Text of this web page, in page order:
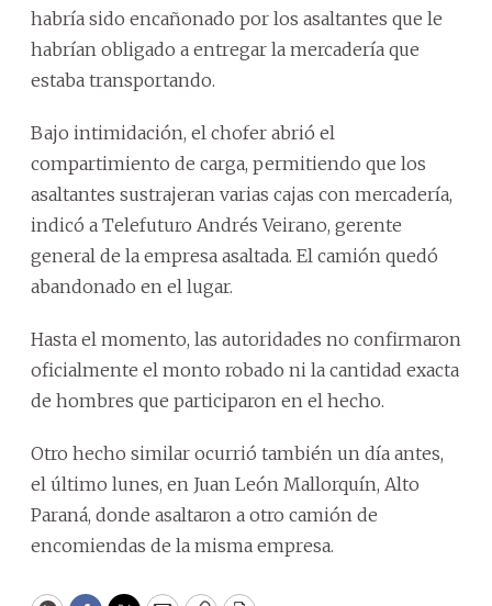
habría sido encañonado por los asaltantes que le
habrían obligado a entregar la mercadería que
estaba transportando.
Bajo intimidación, el chofer abrió el
compartimiento de carga, permitiendo que los
asaltantes sustrajeran varias cajas con mercadería,
indicó a Telefuturo Andrés Veirano, gerente
general de la empresa asaltada. El camión quedó
abandonado en el lugar.
Hasta el momento, las autoridades no confirmaron
oficialmente el monto robado ni la cantidad exacta
de hombres que participaron en el hecho.
Otro hecho similar ocurrió también un día antes,
el último lunes, en Juan León Mallorquín, Alto
Paraná, donde asaltaron a otro camión de
encomiendas de la misma empresa.